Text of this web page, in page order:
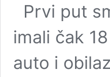
Prvi put
imali čak
auto i